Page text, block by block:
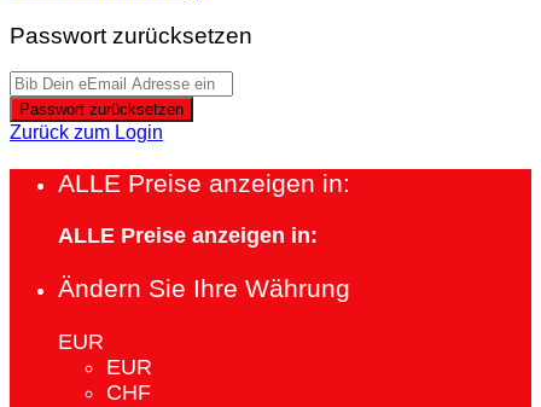
Passwort zurücksetzen
Passwort zurücksetzen
Zurück zum Login
ALLE Preise anzeigen in:
ALLE Preise anzeigen in:
Ändern Sie Ihre Währung
EUR
EUR
CHF